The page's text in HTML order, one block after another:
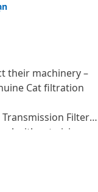
their machinery –
Cat filtration
Filters
without giving up
media, our